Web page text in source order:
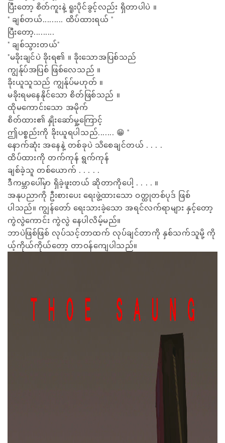
ပြီးတော့ စိတ်ကူးနဲ့ ရူးပိုင်ခွင့်လည်း ရှိတာပါပဲ ။
" ချစ်တယ်......... ထိပ်ထားရယ် "
ပြီးတော့.........
" ချစ်သွားတယ်"
"မခိုးချင်ပဲ ခိုးရ၏ ။ ခိုးသောအပြစ်သည်
ကျွန်ုပ်အပြစ် ဖြစ်လေသည် ။
ခိုးယူသူသည် ကျွန်ုပ်မဟုတ် ။
မခိုးရမနေနိုင်သော စိတ်ဖြစ်သည် ။
ထိုမကောင်းသော အမိုက်
စိတ်ထား၏ နှိုးဆော်မှု့ကြောင့်
ဤပစ္စည်းကို ခိုးယူရပါသည်....... 😁 "
နောက်ဆုံး အနေနဲ့ တစ်ခုပဲ သိစေချင်တယ် . . . .
ထိပ်ထားကို တက်ကုန် ရွက်ကုန်
ချစ်ခဲ့သူ တစ်ယောက် . . . . .
ဒီကမ္ဘာပေါ်မှာ ရှိခဲ့ဖူးတယ် ဆိုတာကိုပေါ့ . . . . ။
အနုပညာကို ဦးစားပေး ရေးဖွဲ့ထားသော ဝတ္ထုတစ်ပုဒ် ဖြစ်
ပါသည်။ ကျွန်တော် ရေးသားခဲ့သော အရင်လက်ရာများ နှင့်တော့
ကွဲလွဲကောင်း ကွဲလွဲ နေပါလိမ့်မည်။
ဘာပဲဖြစ်ဖြစ် လုပ်သင့်တာထက် လုပ်ချင်တာကို နှစ်သက်သူမို့ ကို
ယ့်ကိုယ်ကိုယ်တော့ တာဝန်ကျေပါသည်။